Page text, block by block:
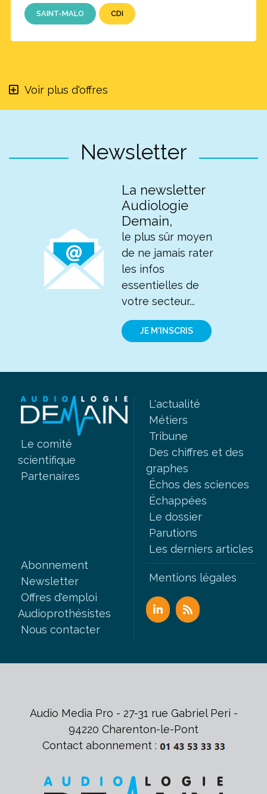
SAINT-MALO CDI
Voir plus d'offres
Newsletter
La newsletter
Audiologie
Demain,
le plus sûr moyen
de ne jamais rater
les infos
essentielles de
votre secteur...
JE M'INSCRIS
Le comité
scientifique
Partenaires
L'actualité
Métiers
Tribune
Des chiffres et des
graphes
Échos des sciences
Échappées
Le dossier
Parutions
Les derniers articles
Abonnement
Newsletter
Offres d'emploi
Audioprothésistes
Nous contacter
Mentions légales
Audio Media Pro - 27-31 rue Gabriel Peri -
94220 Charenton-le-Pont
Contact abonnement :